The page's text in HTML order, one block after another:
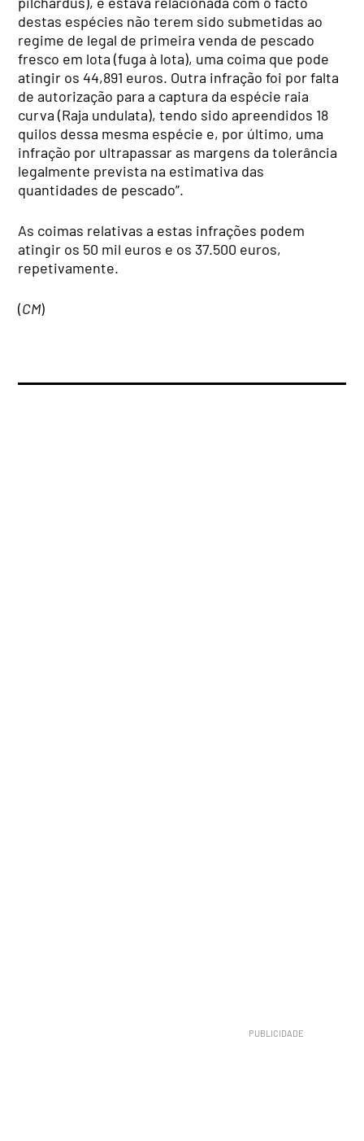
destas espécies não terem sido submetidas ao
regime de legal de primeira venda de pescado
fresco em lota (fuga à lota), uma coima que pode
atingir os 44,891 euros. Outra infração foi por falta
de autorização para a captura da espécie raia
curva (Raja undulata), tendo sido apreendidos 18
quilos dessa mesma espécie e, por último, uma
infração por ultrapassar as margens da tolerância
legalmente prevista na estimativa das
quantidades de pescado”.
As coimas relativas a estas infrações podem
atingir os 50 mil euros e os 37.500 euros,
repetivamente.
(CM)